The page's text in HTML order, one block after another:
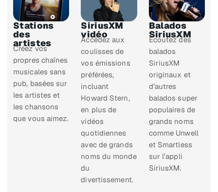
Stations
des
artistes
Créez vos
propres chaînes
musicales sans
pub, basées sur
les artistes et
les chansons
que vous aimez.
SiriusXM
vidéo
Accédez aux
coulisses de
vos émissions
préférées,
incluant
Howard Stern,
en plus de
vidéos
quotidiennes
avec de grands
noms du monde
du
divertissement.
Balados
SiriusXM
Écoutez des
balados
SiriusXM
originaux et
d’autres
balados super
populaires de
grands noms
comme Unwell
et Smartless
sur l’appli
SiriusXM.